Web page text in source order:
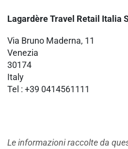
Lagardère Travel Retail Italia
Via Bruno Maderna, 11
Venezia
30174
Italy
Tel : +39 0414561111
Le informazioni raccolte da